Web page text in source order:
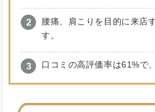
腰痛、肩こりを目的に来店
す。
口コミの高評価率は61%で